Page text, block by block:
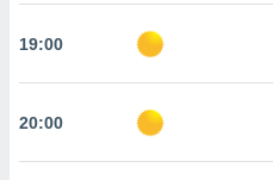
únicos
19:00
20:00